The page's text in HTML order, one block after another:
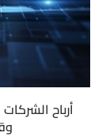
أرباح